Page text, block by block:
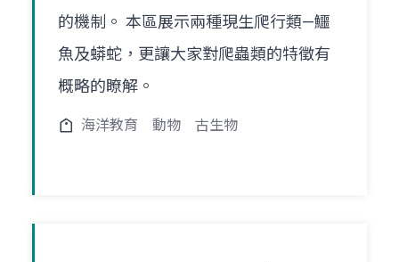
的機制。 本區展示兩種現生爬行類—鱷
魚及蟒蛇，更讓大家對爬蟲類的特徵有
概略的瞭解。
海洋教育 動物 古生物